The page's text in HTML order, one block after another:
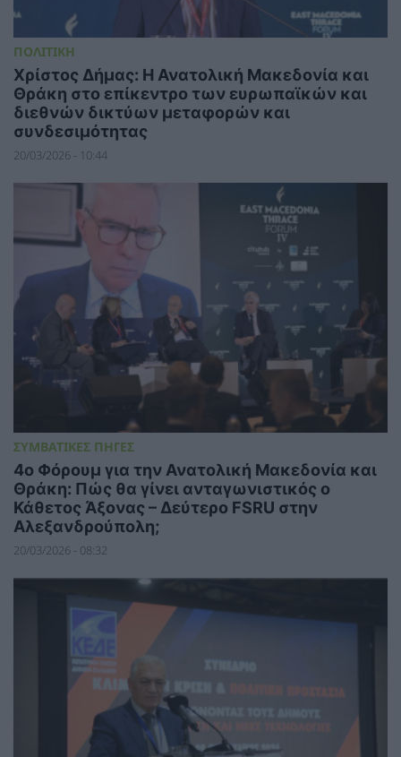
ΠΟΛΙΤΙΚΗ
Χρίστος Δήμας: Η Ανατολική Μακεδονία και
Θράκη στο επίκεντρο των ευρωπαϊκών και
διεθνών δικτύων μεταφορών και
συνδεσιμότητας
20/03/2026 - 10:44
ΣΥΜΒΑΤΙΚΕΣ ΠΗΓΕΣ
4ο Φόρουμ για την Ανατολική Μακεδονία και
Θράκη: Πώς θα γίνει ανταγωνιστικός ο
Κάθετος Άξονας – Δεύτερο FSRU στην
Αλεξανδρούπολη;
20/03/2026 - 08:32